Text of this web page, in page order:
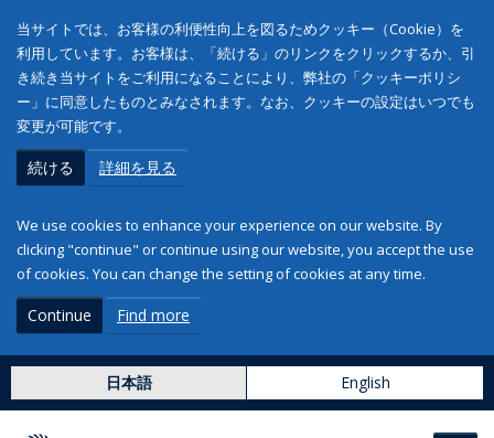
当サイトでは、お客様の利便性向上を図るためクッキー（Cookie）を
利用しています。お客様は、「続ける」のリンクをクリックするか、引
き続き当サイトをご利用になることにより、弊社の「クッキーポリシ
ー」に同意したものとみなされます。なお、クッキーの設定はいつでも
変更が可能です。
続ける 詳細を見る
We use cookies to enhance your experience on our website. By
clicking "continue" or continue using our website, you accept the use
of cookies. You can change the setting of cookies at any time.
Continue Find more
日本語 English